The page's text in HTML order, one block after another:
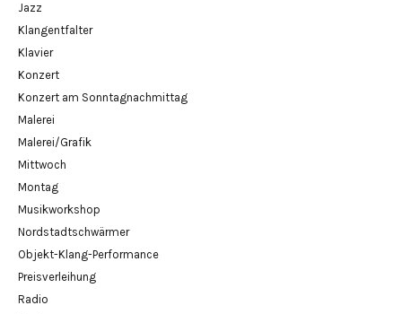
Jazz
Klangentfalter
Klavier
Konzert
Konzert am Sonntagnachmittag
Malerei
Malerei/Grafik
Mittwoch
Montag
Musikworkshop
Nordstadtschwärmer
Objekt-Klang-Performance
Preisverleihung
Radio